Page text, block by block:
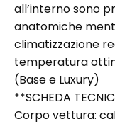
all’interno sono
anatomiche
climatizzazione
temperatura
(Base e Luxury)
**SCHEDA
Corpo vettura: